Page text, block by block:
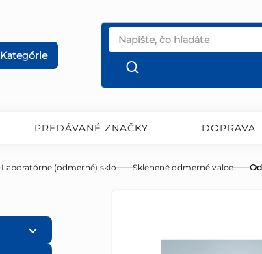
Kategórie
PREDÁVANÉ ZNAČKY DOPRAVA
Laboratórne (odmerné) sklo Sklenené odmerné valce